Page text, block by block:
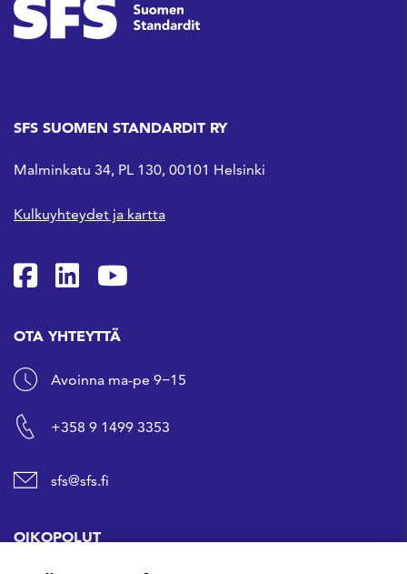
SFS SUOMEN STANDARDIT RY
Malminkatu 34, PL 130, 00101 Helsinki
Kulkuyhteydet ja kartta
SFS Facebookissa
SFS Linkedinissä
SFS Youtubessa
OTA YHTEYTTÄ
Avoinna ma-pe 9−15
+358 9 1499 3353
sfs@sfs.fi
OIKOPOLUT